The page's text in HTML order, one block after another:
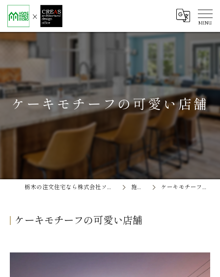
ケーキモチーフの可愛い店舗
栃木の注文住宅なら株式会社ソエル ホームメイド茂呂 施工事例 ケーキモチーフの可愛い店舗
ケーキモチーフの可愛い店舗